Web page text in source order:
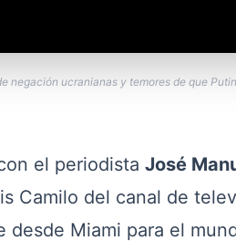
negación ucranianas y temores de que
el periodista José
Camilo del canal de
desde Miami para el